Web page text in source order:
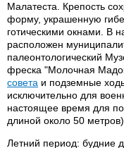
Малатеста. Крепость
форму, украшенную
готическими окнами. В
расположен
палеонтологический
фреска "Молочная
совета и подземные
исключительно для
настоящее время для
длиной около 50 метров).
Летний период: будние